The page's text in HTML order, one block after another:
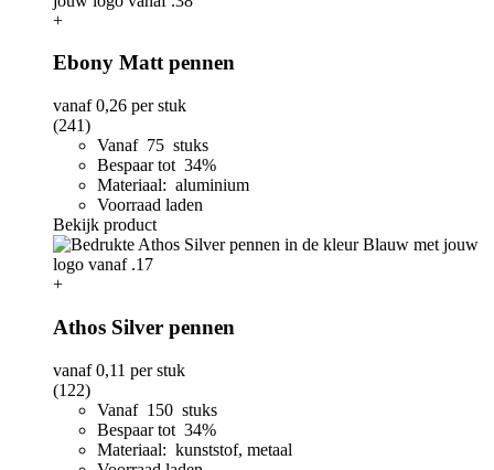
+
Ebony Matt pennen
vanaf0,26 per stuk
(241)
Vanaf 75 stuks
Bespaar tot 34%
Materiaal: aluminium
Voorraad laden
Bekijk product
+
Athos Silver pennen
vanaf0,11 per stuk
(122)
Vanaf 150 stuks
Bespaar tot 34%
Materiaal: kunststof, metaal